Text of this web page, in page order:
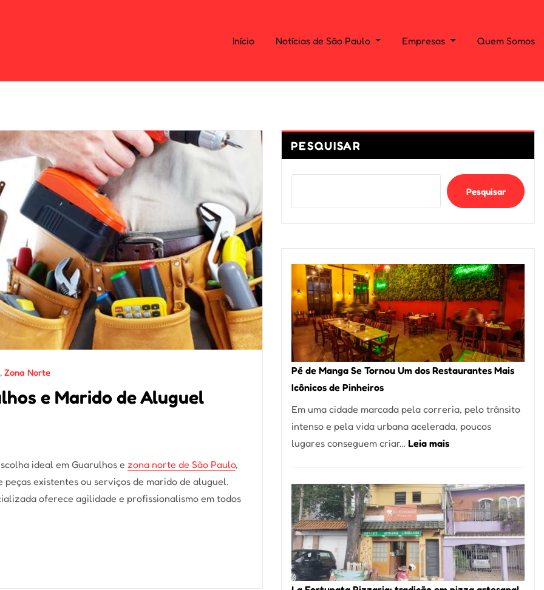
Início Notícias de São Paulo Empresas Quem Somos
, Zona Norte
e Marido de Aluguel
ideal em Guarulhos e zona norte de São Paulo,
peças existentes ou serviços de marido de aluguel.
oferece agilidade e profissionalismo em todos
PESQUISAR
Pesquisar
Pé de Manga Se Tornou Um dos Restaurantes Mais
Icônicos de Pinheiros
Em uma cidade marcada pela correria, pelo trânsito
intenso e pela vida urbana acelerada, poucos
lugares conseguem criar… Leia mais:
Manga
Se
Tornou
Um
dos
Restaurantes